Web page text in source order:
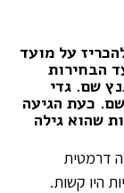
על מועד
הבחירות
שם. גדי
כעת הגיעה
שהוא גילה
תרומה דרמטית
היו קשות.